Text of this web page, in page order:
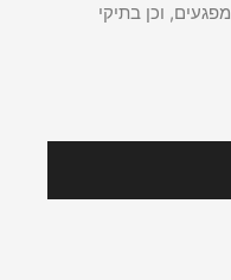
וכן בתיקי